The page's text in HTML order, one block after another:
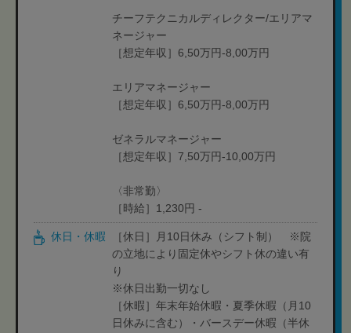
チーフテクニカルディレクター/エリアマ
ネージャー
［想定年収］6,50万円-8,00万円
エリアマネージャー
［想定年収］6,50万円-8,00万円
ゼネラルマネージャー
［想定年収］7,50万円-10,00万円
〈非常勤〉
［時給］1,230円 -
休日・休暇
［休日］月10日休み（シフト制） ※院
の立地により固定休やシフト休の違い有
り
※休日出勤一切なし
［休暇］年末年始休暇・夏季休暇（月10
日休みに含む）・バースデー休暇（半休